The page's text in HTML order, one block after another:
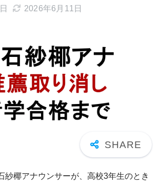
2026年6月11日
紗椰アナウンサーが、高校3年生のとき